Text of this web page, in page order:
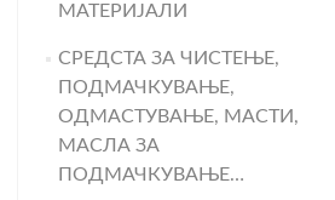
МАТЕРИЈАЛИ
СРЕДСТА ЗА ЧИСТЕЊЕ,
ПОДМАЧКУВАЊЕ,
ОДМАСТУВАЊЕ, МАСТИ,
МАСЛА ЗА
ПОДМАЧКУВАЊЕ…